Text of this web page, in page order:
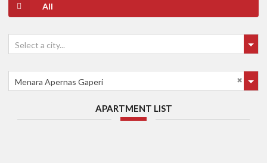
All
Select a city...
Menara Apernas Gaperi
APARTMENT LIST